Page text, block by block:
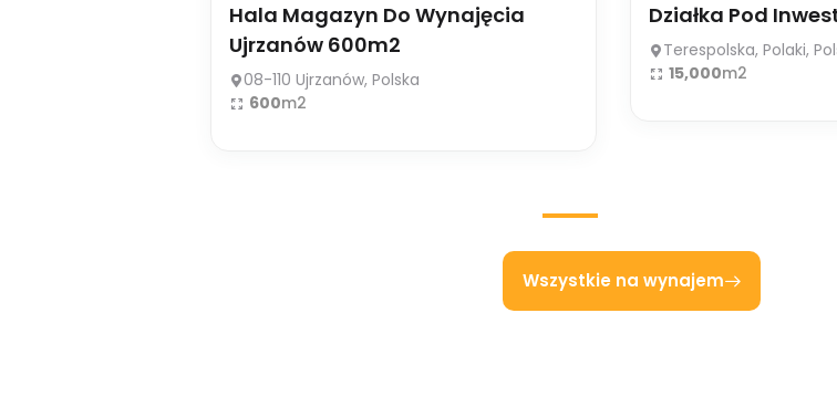
Hala Magazyn Do Wynajęcia
Ujrzanów 600m2
08-110 Ujrzanów, Polska
m2
600
Działka Pod
Terespolska, Polaki,
m2
15,000
Wszystkie na wynajem